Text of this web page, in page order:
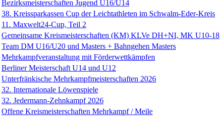
Bezirksmeisterschaften Jugend U16/U14
38. Kreissparkassen Cup der Leichtathleten im Schwalm-Eder-Kreis
11. Maxwelt24-Cup, Teil 2
Gemeinsame Kreismeisterschaften (KM) KLVe DH+NI, MK U10-18
Team DM U16/U20 und Masters + Bahngehen Masters
Mehrkampfveranstaltung mit Förderwettkämpfen
Berliner Meisterschaft U14 und U12
Unterfränkische Mehrkampfmeisterschaften 2026
32. Internationale Löwenspiele
32. Jedermann-Zehnkampf 2026
Offene Kreismeisterschaften Mehrkampf / Meile